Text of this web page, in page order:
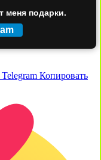
меня подарки.
Telegram Копировать